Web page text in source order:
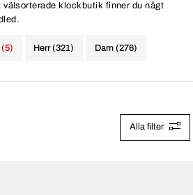
välsorterade klockbutik finner du någt
Herr (321) Dam (276)
(5)
Alla filter